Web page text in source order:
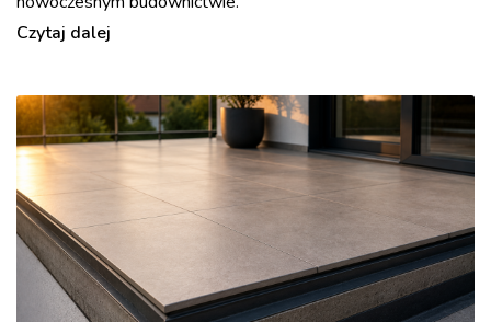
Czytaj dalej